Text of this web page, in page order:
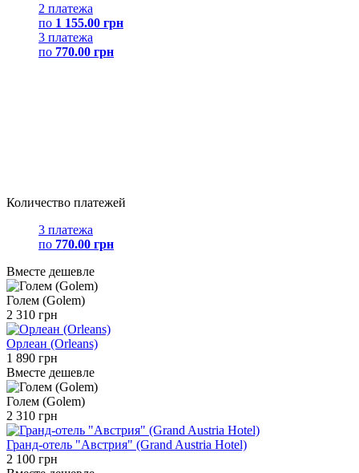
2 платежа
по 1 155.00 грн
3 платежа
по 770.00 грн
Количество платежей
3 платежа
по 770.00 грн
Вместе дешевле
Голем (Golem)
2 310 грн
Орлеан (Orleans)
1 890 грн
Вместе дешевле
Голем (Golem)
2 310 грн
Гранд-отель "Австрия" (Grand Austria Hotel)
2 100 грн